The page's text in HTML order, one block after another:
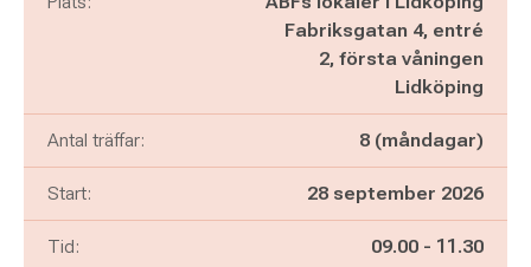
Fabriksgatan 4, entré
2, första våningen
Lidköping
Antal träffar: 8 (måndagar)
Start: 28 september 2026
Tid: Pågår mellan
09.00 - och
11.30